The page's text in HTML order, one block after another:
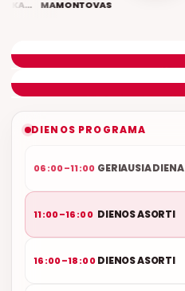
MAMONTOVAS
DIENOS PROGRAMA
06:00–11:00 GERIAUSIA DIENA
11:00–16:00 DIENOS ASORTI
16:00–18:00DIENOS ASORTI